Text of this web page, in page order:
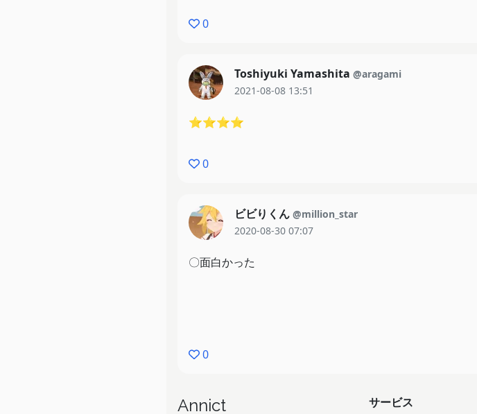
0
Toshiyuki Yamashita @aragami
2021-08-08 13:51
⭐⭐⭐⭐
0
ビビりくん @million_star
2020-08-30 07:07
〇面白かった
0
Annict サービス